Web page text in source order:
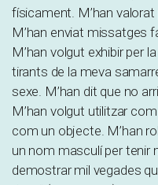
físicament. M’han
M’han enviat missatges
M’han volgut exhibir per
tirants de la meva
sexe. M’han dit que no
M’han volgut utilitzar
com un objecte. M’han
un nom masculí per tenir
demostrar mil vegades